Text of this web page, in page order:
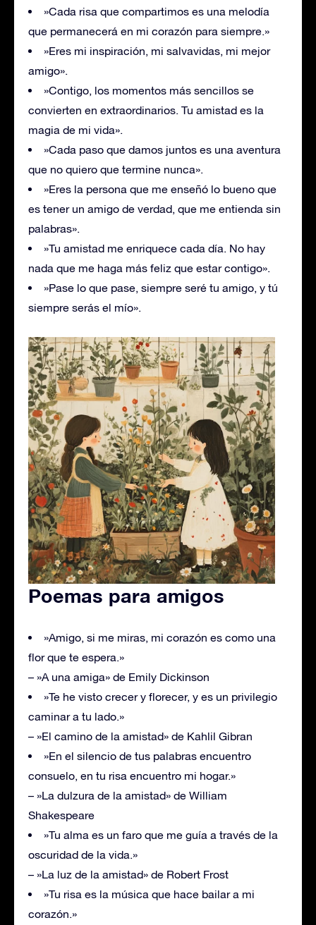
»Cada risa que compartimos es una melodía
que permanecerá en mi corazón para siempre.»
»Eres mi inspiración, mi salvavidas, mi mejor
amigo».
»Contigo, los momentos más sencillos se
convierten en extraordinarios. Tu amistad es la
magia de mi vida».
»Cada paso que damos juntos es una aventura
que no quiero que termine nunca».
»Eres la persona que me enseñó lo bueno que
es tener un amigo de verdad, que me entienda sin
palabras».
»Tu amistad me enriquece cada día. No hay
nada que me haga más feliz que estar contigo».
»Pase lo que pase, siempre seré tu amigo, y tú
siempre serás el mío».
Poemas para amigos
»Amigo, si me miras, mi corazón es como una
flor que te espera.»
– »A una amiga» de Emily Dickinson
»Te he visto crecer y florecer, y es un privilegio
caminar a tu lado.»
– »El camino de la amistad» de Kahlil Gibran
»En el silencio de tus palabras encuentro
consuelo, en tu risa encuentro mi hogar.»
– »La dulzura de la amistad» de William
Shakespeare
»Tu alma es un faro que me guía a través de la
oscuridad de la vida.»
– »La luz de la amistad» de Robert Frost
»Tu risa es la música que hace bailar a mi
corazón.»